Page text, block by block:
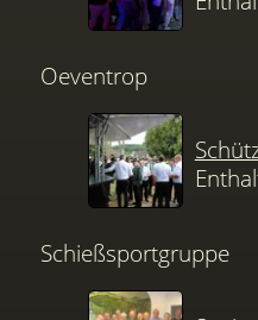
Oeventrop
Schießsportgruppe